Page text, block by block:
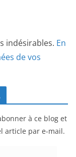
indésirables. En
de vos
à ce blog et
article par e-mail.